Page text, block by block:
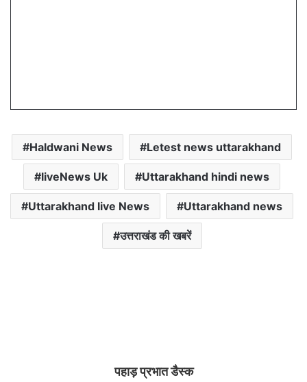
Haldwani News Letest news uttarakhand
liveNews Uk Uttarakhand hindi news
Uttarakhand live News Uttarakhand news
उत्तराखंड की खबरें
पहाड़ प्रभात डैस्क